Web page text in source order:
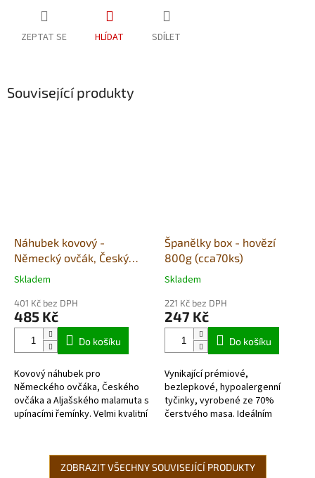
ZEPTAT SE HLÍDAT SDÍLET
Související produkty
Náhubek kovový -
Německý ovčák, Český
ovčák, Aljašský malamut -
Průměrné
produktu
je
hvězdiček.
Skladem
401 Kč bez DPH
485 Kč
Do košíku
Kovový náhubek pro
Německého ovčáka, Českého
ovčáka a Aljašského malamuta s
upínacími řemínky. Velmi kvalitní
Španělky box - hovězí
800g (cca70ks)
Průměrné
produktu
je
hvězdiček.
Skladem
221 Kč bez DPH
247 Kč
Do košíku
Vynikající prémiové,
bezlepkové, hypoalergenní
tyčinky, vyrobené ze 70%
čerstvého masa. Ideálním
ZOBRAZIT VŠECHNY SOUVISEJÍCÍ PRODUKTY